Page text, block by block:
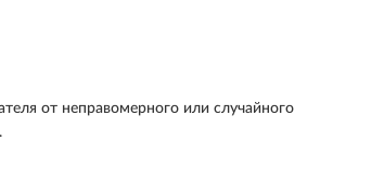
от неправомерного или случайного